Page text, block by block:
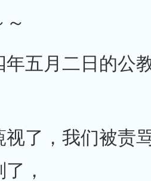
～
年五月二日的公
视了，我们被责
，